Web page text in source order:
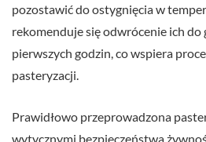
pozostawić do ostygnięcia w
rekomenduje się odwrócenie ich do
pierwszych godzin, co wspiera
pasteryzacji.
Prawidłowo przeprowadzona
wytycznymi bezpieczeństwa